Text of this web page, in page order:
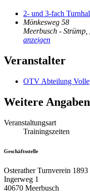
2- und 3-fach
Mönkesweg 58
Meerbusch - Strümp
anzeigen
Veranstalter
OTV Abteilung
Weitere Angaben
Veranstaltungsart
Trainingszeiten
Geschäftsstelle
Osterather Turnverein 1893
Ingerweg 1
40670 Meerbusch